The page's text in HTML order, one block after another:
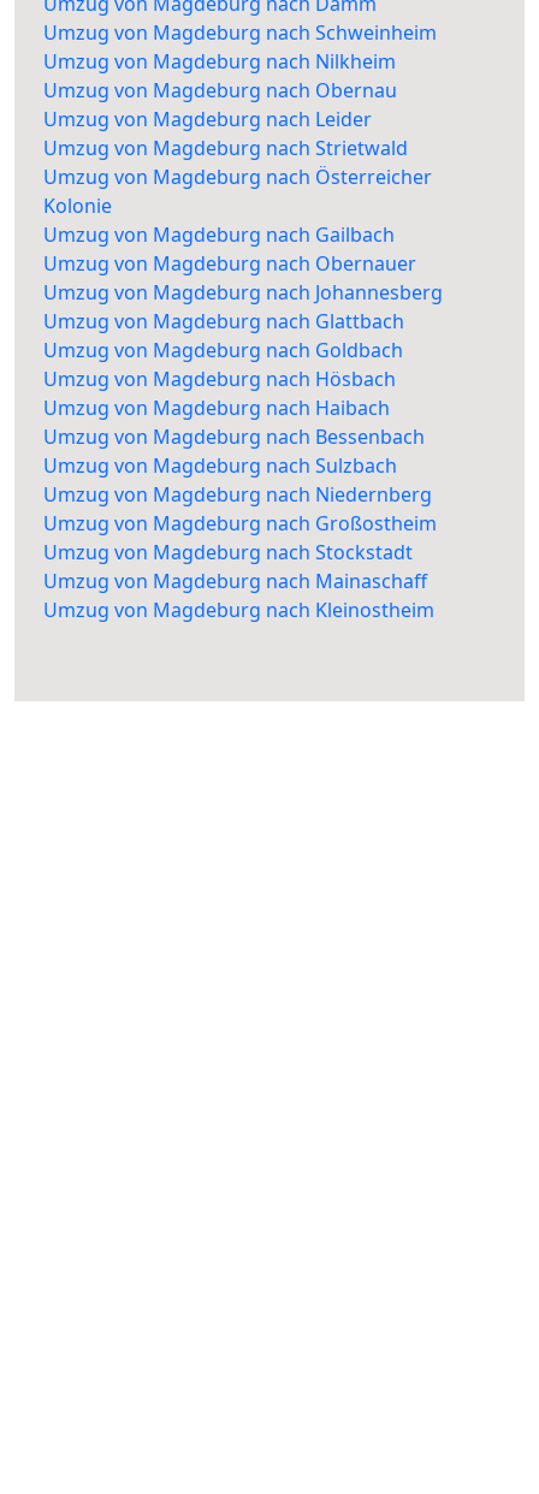
Umzug von Magdeburg nach Schweinheim
Umzug von Magdeburg nach Nilkheim
Umzug von Magdeburg nach Obernau
Umzug von Magdeburg nach Leider
Umzug von Magdeburg nach Strietwald
Umzug von Magdeburg nach Österreicher
Kolonie
Umzug von Magdeburg nach Gailbach
Umzug von Magdeburg nach Obernauer
Umzug von Magdeburg nach Johannesberg
Umzug von Magdeburg nach Glattbach
Umzug von Magdeburg nach Goldbach
Umzug von Magdeburg nach Hösbach
Umzug von Magdeburg nach Haibach
Umzug von Magdeburg nach Bessenbach
Umzug von Magdeburg nach Sulzbach
Umzug von Magdeburg nach Niedernberg
Umzug von Magdeburg nach Großostheim
Umzug von Magdeburg nach Stockstadt
Umzug von Magdeburg nach Mainaschaff
Umzug von Magdeburg nach Kleinostheim